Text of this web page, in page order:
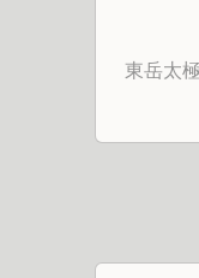
東岳太